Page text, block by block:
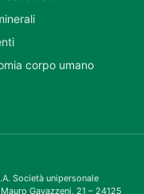
corpo umano
Società unipersonale
Gavazzeni, 21 – 24125